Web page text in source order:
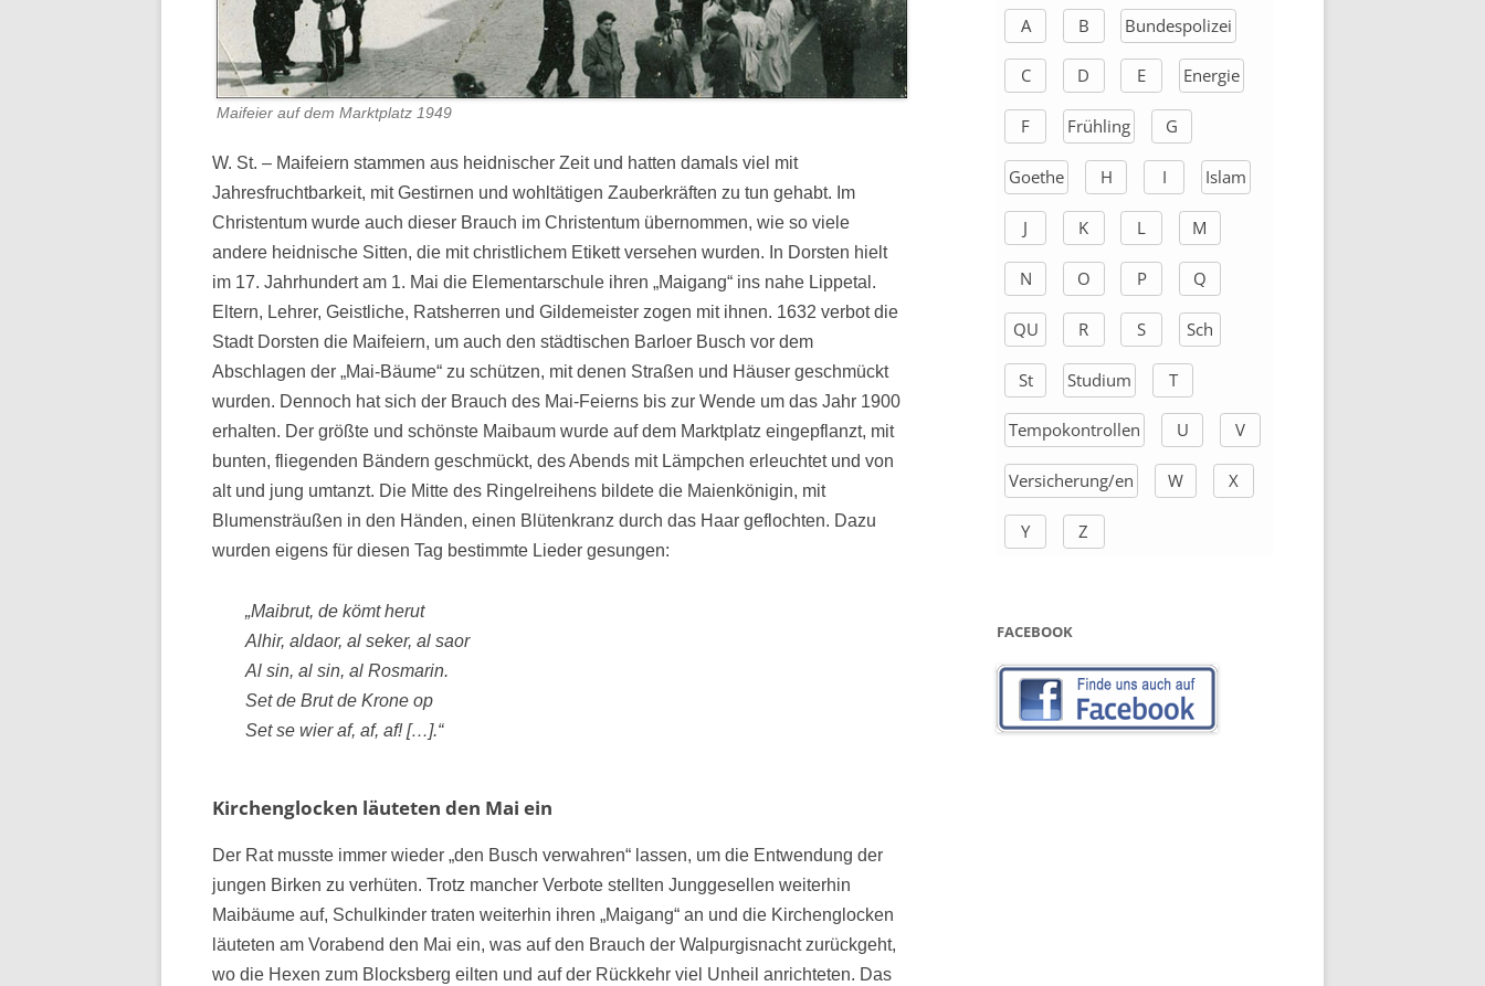
Maifeier auf dem Marktplatz 1949
W. St. – Maifeiern stammen aus heidnischer Zeit und hatten damals viel mit
Jahresfruchtbarkeit, mit Gestirnen und wohltätigen Zauberkräften zu tun gehabt. Im
Christentum wurde auch dieser Brauch im Christentum übernommen, wie so viele
andere heidnische Sitten, die mit christlichem Etikett versehen wurden. In Dorsten hielt
im 17. Jahrhundert am 1. Mai die Elementarschule ihren „Maigang“ ins nahe Lippetal.
Eltern, Lehrer, Geistliche, Ratsherren und Gildemeister zogen mit ihnen. 1632 verbot die
Stadt Dorsten die Maifeiern, um auch den städtischen Barloer Busch vor dem
Abschlagen der „Mai-Bäume“ zu schützen, mit denen Straßen und Häuser geschmückt
wurden. Dennoch hat sich der Brauch des Mai-Feierns bis zur Wende um das Jahr 1900
erhalten. Der größte und schönste Maibaum wurde auf dem Marktplatz eingepflanzt, mit
bunten, fliegenden Bändern geschmückt, des Abends mit Lämpchen erleuchtet und von
alt und jung umtanzt. Die Mitte des Ringelreihens bildete die Maienkönigin, mit
Blumensträußen in den Händen, einen Blütenkranz durch das Haar geflochten. Dazu
wurden eigens für diesen Tag bestimmte Lieder gesungen:
„Maibrut, de kömt herut
Alhir, aldaor, al seker, al saor
Al sin, al sin, al Rosmarin.
Set de Brut de Krone op
Set se wier af, af, af! […].“
Kirchenglocken läuteten den Mai ein
Der Rat musste immer wieder „den Busch verwahren“ lassen, um die Entwendung der
jungen Birken zu verhüten. Trotz mancher Verbote stellten Junggesellen weiterhin
Maibäume auf, Schulkinder traten weiterhin ihren „Maigang“ an und die Kirchenglocken
läuteten am Vorabend den Mai ein, was auf den Brauch der Walpurgisnacht zurückgeht,
wo die Hexen zum Blocksberg eilten und auf der Rückkehr viel Unheil anrichteten. Das
h
A B Bundespolizei
C D E Energie
F Frühling G
Goethe H I Islam
J K L M
N O P Q
QU R S Sch
St Studium T
Tempokontrollen U V
Versicherung/en W X
Y Z
FACEBOOK